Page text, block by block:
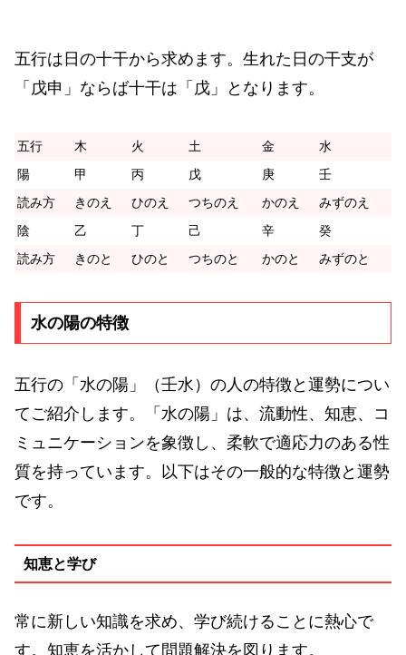
五行は日の十干から求めます。生れた日の干支が
「戊申」ならば十干は「戊」となります。
五行 木 火 土 金
水
陽
甲 丙 戊 庚
壬
読み方
きのえ ひのえ つちのえ かのえ
みずのえ
陰
乙 丁 己 辛
癸
読み方
きのと ひのと つちのと かのと みずのと
水の陽の特徴
五行の「水の陽」（壬水）の人の特徴と運勢につい
てご紹介します。「水の陽」は、流動性、知恵、コ
ミュニケーションを象徴し、柔軟で適応力のある性
質を持っています。以下はその一般的な特徴と運勢
です。
知恵と学び
常に新しい知識を求め、学び続けることに熱心で
す。知恵を活かして問題解決を図ります。